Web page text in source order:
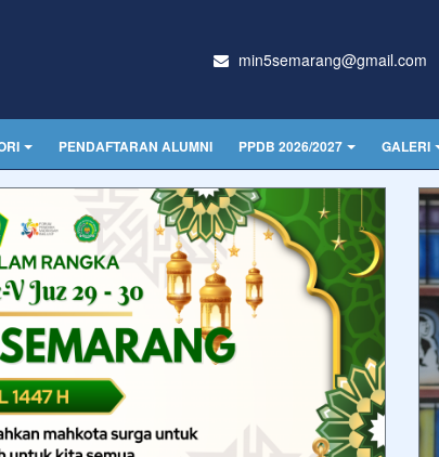
min5semarang@gmail.com
PENDAFTARAN ALUMNI PPDB 2026/2027 GALERI